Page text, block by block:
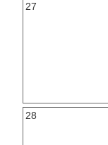
27
28